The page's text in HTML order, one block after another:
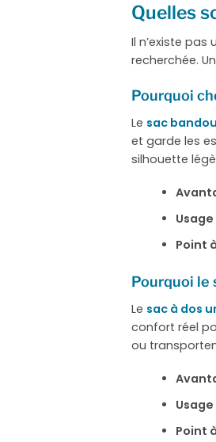
Quelles
Il n’existe
recherchée.
Pourquoi
Le sac
et garde les
silhouette
Point
Pourquoi le
Le sac à dos
confort réel
ou
Point